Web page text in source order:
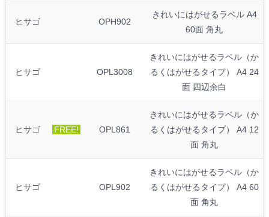
ヒサゴ OPH902
きれいにはがせるラベル A4
60面 角丸
ヒサゴ OPL3008
きれいにはがせるラベル（か
るくはがせるタイプ） A4 24
面 四辺余白
ヒサゴ FREE! OPL861
きれいにはがせるラベル（か
るくはがせるタイプ） A4 12
面 角丸
ヒサゴ OPL902
きれいにはがせるラベル（か
るくはがせるタイプ） A4 60
面 角丸